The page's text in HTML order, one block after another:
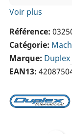
Voir plus
Référence
Catégorie
Marque Duplex
EAN13